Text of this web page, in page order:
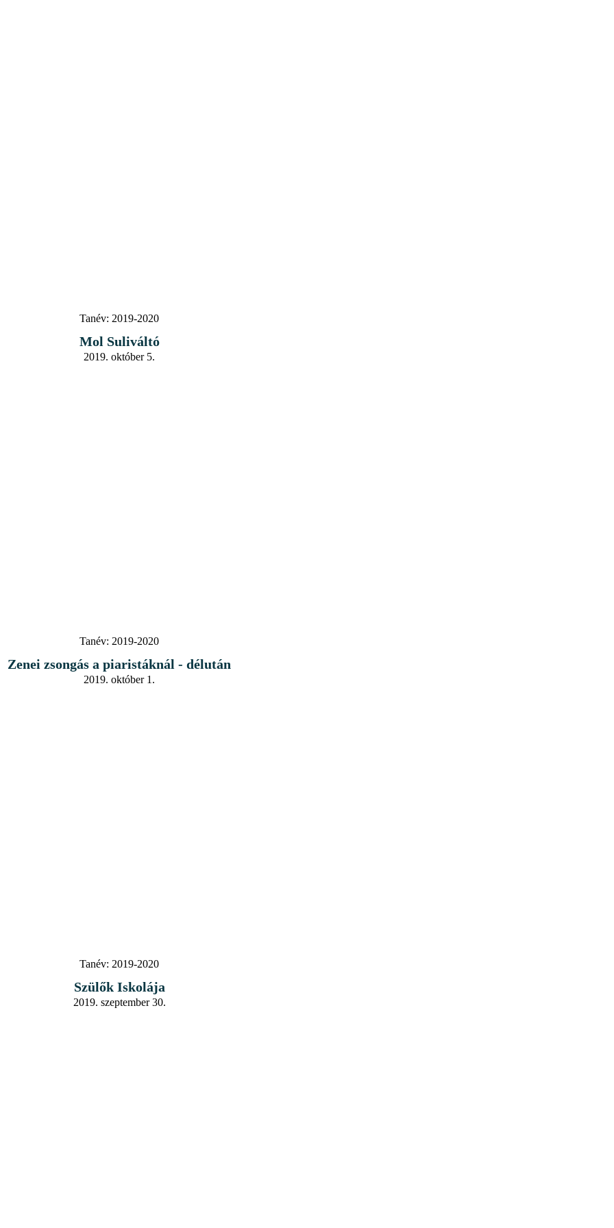
Tanév: 2019-2020
Mol Suliváltó
2019. október 5.
Tanév: 2019-2020
Zenei zsongás a piaristáknál - délután
2019. október 1.
Tanév: 2019-2020
Szülők Iskolája
2019. szeptember 30.